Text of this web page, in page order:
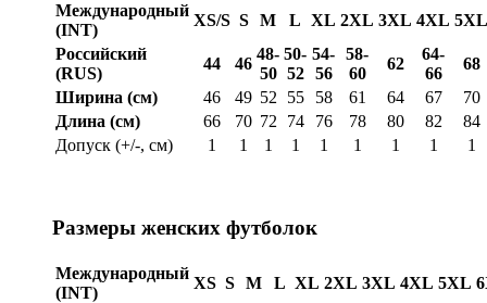
Международный
(INT)
XS/S S M L XL 2XL 3XL 4XL 5XL
Российский
(RUS)
44 46
48-
50
50-
52
54-
56
58-
60
62
64-
66
68
Ширина (см)
46 49 52 55 58 61 64 67
70
Длина (см)
66 70 72 74 76 78 80 82
84
Допуск (+/-, см)
1 1 1 1 1 1 1 1 1
Размеры женских футболок
Международный
(INT)
XS S M L XL 2XL 3XL 4XL 5XL